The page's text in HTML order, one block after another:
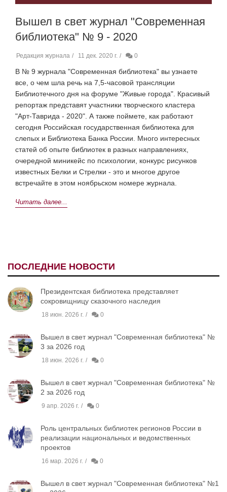
Вышел в свет журнал "Современная
библиотека" № 9 - 2020
Редакция журнала 11 дек. 2020 г. 0
В № 9 журнала "Современная библиотека" вы узнаете
все, о чем шла речь на 7,5-часовой трансляции
Библиотечного дня на форуме "Живые города". Красивый
репортаж представят участники творческого кластера
"Арт-Таврида - 2020". А также поймете, как работают
сегодня Российская государственная библиотека для
слепых и Библиотека Банка России. Много интересных
статей об опыте библиотек в разных направлениях,
очередной миникейс по психологии, конкурс рисунков
известных Белки и Стрелки - это и многое другое
встречайте в этом ноябрьском номере журнала.
Читать далее...
ПОСЛЕДНИЕ НОВОСТИ
Президентская библиотека представляет
сокровищницу сказочного наследия
18 июн. 2026 г. 0
Вышел в свет журнал "Современная библиотека" №
3 за 2026 год
18 июн. 2026 г. 0
Вышел в свет журнал "Современная библиотека" №
2 за 2026 год
9 апр. 2026 г. 0
Роль центральных библиотек регионов России в
реализации национальных и ведомственных
проектов
16 мар. 2026 г. 0
Вышел в свет журнал "Современная библиотека" №1